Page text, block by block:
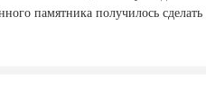
памятника получилось